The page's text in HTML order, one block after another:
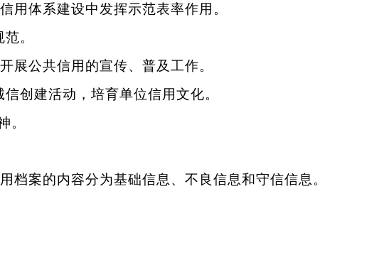
体系建设中发挥示范表率作用。
。
公共信用的宣传、普及工作。
创建活动，培育单位信用文化。
。
案的内容分为基础信息、不良信息和守信信息。